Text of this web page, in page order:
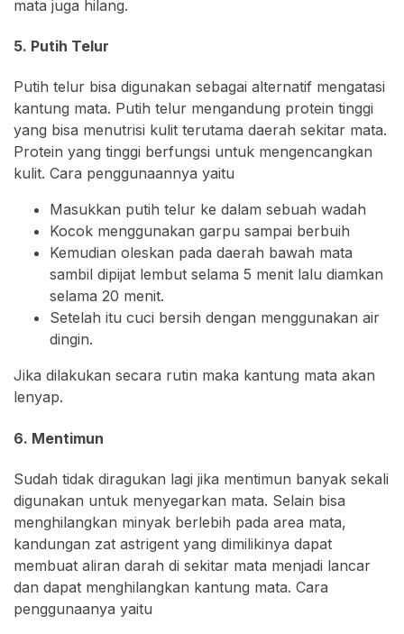
mata juga hilang.
5. Putih Telur
Putih telur bisa digunakan sebagai alternatif mengatasi
kantung mata. Putih telur mengandung protein tinggi
yang bisa menutrisi kulit terutama daerah sekitar mata.
Protein yang tinggi berfungsi untuk mengencangkan
kulit. Cara penggunaannya yaitu
Masukkan putih telur ke dalam sebuah wadah
Kocok menggunakan garpu sampai berbuih
Kemudian oleskan pada daerah bawah mata
sambil dipijat lembut selama 5 menit lalu diamkan
selama 20 menit.
Setelah itu cuci bersih dengan menggunakan air
dingin.
Jika dilakukan secara rutin maka kantung mata akan
lenyap.
6. Mentimun
Sudah tidak diragukan lagi jika mentimun banyak sekali
digunakan untuk menyegarkan mata. Selain bisa
menghilangkan minyak berlebih pada area mata,
kandungan zat astrigent yang dimilikinya dapat
membuat aliran darah di sekitar mata menjadi lancar
dan dapat menghilangkan kantung mata. Cara
penggunaanya yaitu